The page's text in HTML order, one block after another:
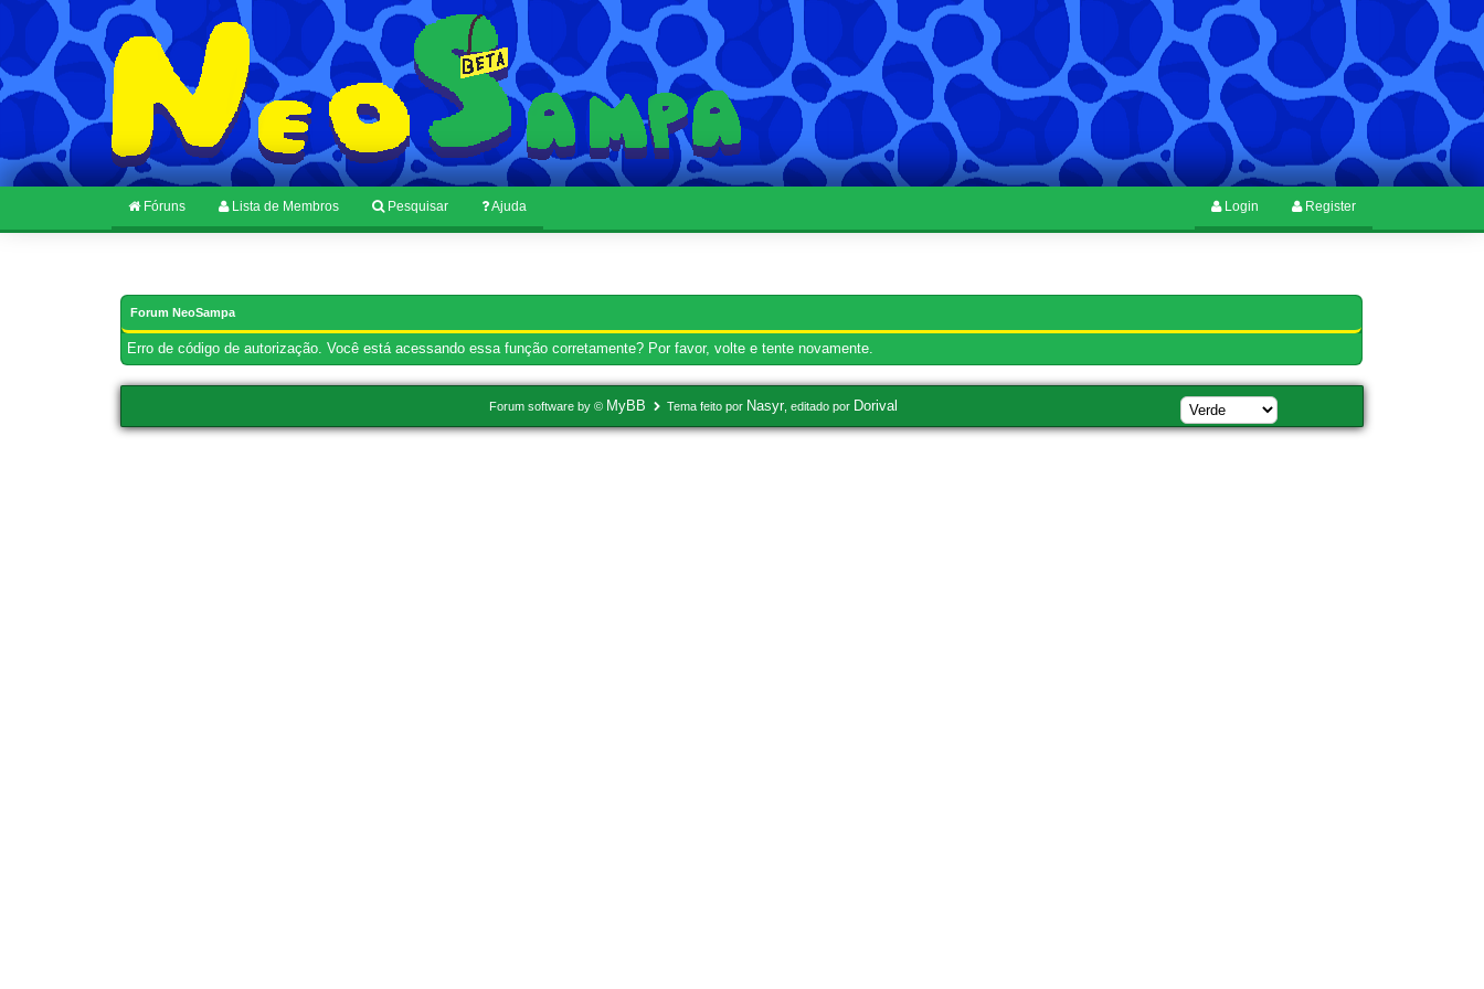
Fóruns Lista de Membros Pesquisar Ajuda Register
Login
Forum NeoSampa
Erro de código de autorização. Você está acessando essa função corretamente? Por favor, volte e tente novamente.
Forum software by © MyBB Tema feito por Nasyr, editado por Dorival